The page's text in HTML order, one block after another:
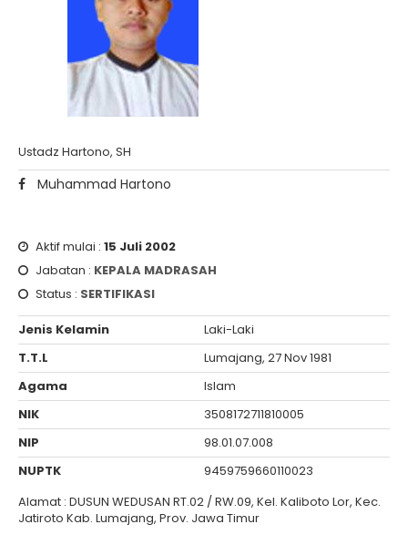
Ustadz Hartono, SH
Muhammad Hartono
Aktif mulai : 15 Juli 2002
Jabatan : KEPALA MADRASAH
Status : SERTIFIKASI
Jenis Kelamin
Laki-Laki
T.T.L
Lumajang, 27 Nov 1981
Agama
Islam
NIK
3508172711810005
NIP
98.01.07.008
NUPTK
9459759660110023
Alamat : DUSUN WEDUSAN RT.02 / RW.09, Kel. Kaliboto Lor, Kec.
Jatiroto Kab. Lumajang, Prov. Jawa Timur